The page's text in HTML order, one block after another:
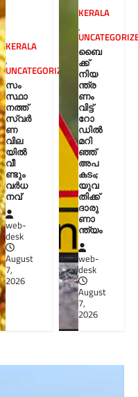
KERALA
,
UNCATEGORIZED
സം
സ്ഥാ
നത്ത്
സ്വർ
ണ
വില
യിൽ
വീ
ണ്ടും
വർധ
നവ്
web-
desk
August
7,
2026
KERALA
,
ബൈ
ക്ക്
നിയ
ന്ത്ര
ണം
വിട്ട്
റോ
ഡില്‍
മറി
ഞ്ഞ്
അപ
കടം;
യുവ
തിക്ക്
ദാരു
ണാ
ന്ത്യം
web-
desk
August
7,
2026